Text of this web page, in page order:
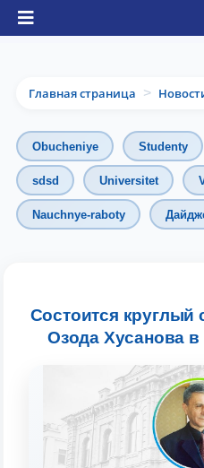
Главная страница >
Obucheniye Studenty
sdsd Universitet
Nauchnye-raboty
Состоится круглый
Озода Хусанова
Чат приёмной
Онлайн
Оставляйте здесь свои
Выберите тему — затем
конкретные вопросы:
1. Документы (бакалавр) (5)